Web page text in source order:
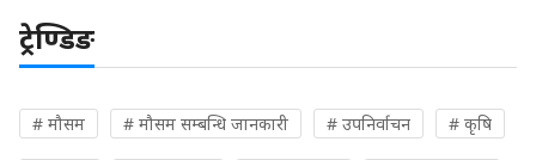
ट्रेण्डिङ
# मौसम # मौसम सम्बन्धि जानकारी # उपनिर्वाचन # कृषि